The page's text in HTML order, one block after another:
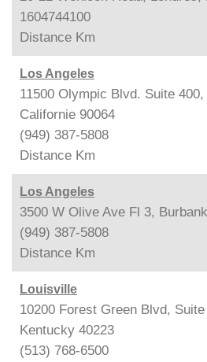
1604744100
Distance Km
Los Angeles
11500 Olympic Blvd. Suite
Californie 90064
(949) 387-5808
Distance Km
Los Angeles
3500 W Olive Ave Fl 3,
(949) 387-5808
Distance Km
Louisville
10200 Forest Green Blvd,
Kentucky 40223
(513) 768-6500